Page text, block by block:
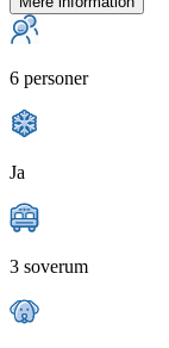
6 personer
Ja
3 soverum